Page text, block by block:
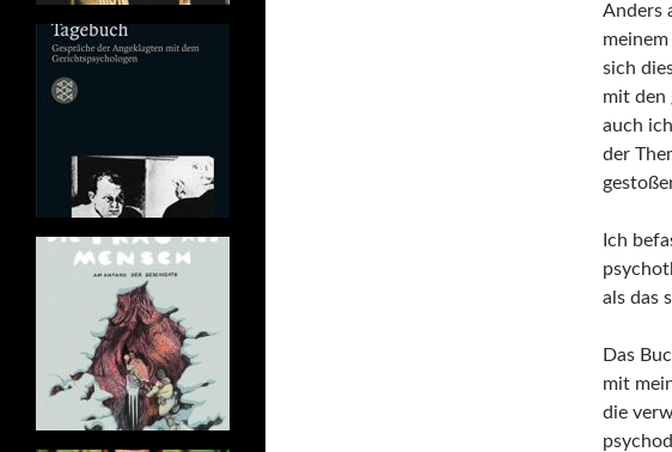
Anders
sich
mit den
auch
der
Ich
als das
Das
mit
die